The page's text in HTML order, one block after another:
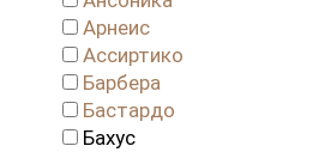
Арнеис
Ассиртико
Барбера
Бастардо
Бахус